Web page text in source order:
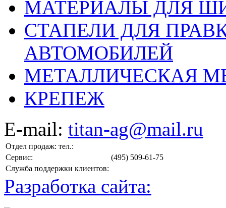
МАТЕРИАЛЫ ДЛЯ
СТАПЕЛИ ДЛЯ
АВТОМОБИЛЕЙ
МЕТАЛЛИЧЕСКАЯ
КРЕПЕЖ
E-mail: titan-ag@mail.ru
Отдел продаж: тел.:
(495) 509-61-75
Сервис:
Служба поддержки клиентов:
Разработка сайта: